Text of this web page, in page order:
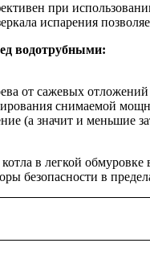
при
испарения
водотрубными:
от сажевых отложений
снимаемой
(а значит и меньшие
в легкой
безопасности в